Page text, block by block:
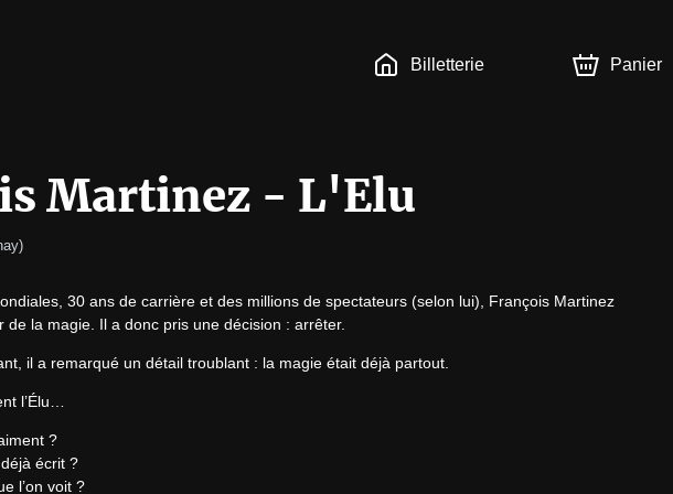
Billetterie Panier
Martinez - L'Elu
)
30 ans de carrière et des millions de spectateurs (selon lui), François Martinez
de la magie. Il a donc pris une décision : arrêter.
il a remarqué un détail troublant : la magie était déjà partout.
l’Élu…
?
écrit ?
l’on voit ?